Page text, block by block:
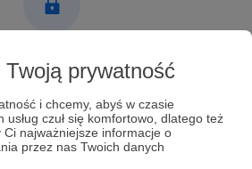
Twoją prywatność
i chcemy, abyś w czasie
usług czuł się komfortowo, dlatego też
najważniejsze informacje o
przez nas Twoich danych
tylko dla Patronów
Patronem